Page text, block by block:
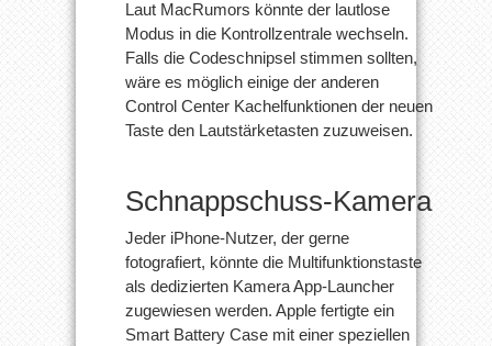
Laut MacRumors könnte der lautlose
Modus in die Kontrollzentrale wechseln.
Falls die Codeschnipsel stimmen sollten,
wäre es möglich einige der anderen
Control Center Kachelfunktionen der neuen
Taste den Lautstärketasten zuzuweisen.
Schnappschuss-Kamera
Jeder iPhone-Nutzer, der gerne
fotografiert, könnte die Multifunktionstaste
als dedizierten Kamera App-Launcher
zugewiesen werden. Apple fertigte ein
Smart Battery Case mit einer speziellen